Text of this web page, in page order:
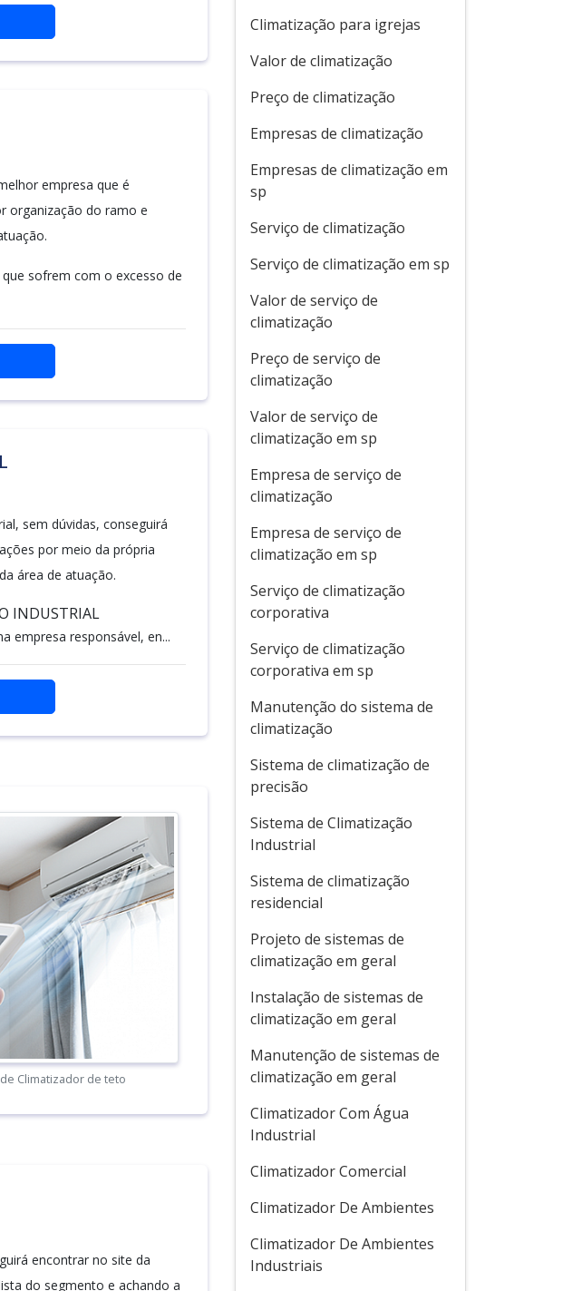
empresa que é
organização do ramo e
sofrem com o excesso de
sem dúvidas, conseguirá
por meio da própria
área de atuação.
INDUSTRIAL
empresa responsável, en...
Climatizador de teto
encontrar no site da
do segmento e achando a
Climatização para igrejas
Valor de climatização
Preço de climatização
Empresas de climatização
Empresas de climatização em
sp
Serviço de climatização
Serviço de climatização em sp
Valor de serviço de
climatização
Preço de serviço de
climatização
Valor de serviço de
climatização em sp
Empresa de serviço de
climatização
Empresa de serviço de
climatização em sp
Serviço de climatização
corporativa
Serviço de climatização
corporativa em sp
Manutenção do sistema de
climatização
Sistema de climatização de
precisão
Sistema de Climatização
Industrial
Sistema de climatização
residencial
Projeto de sistemas de
climatização em geral
Instalação de sistemas de
climatização em geral
Manutenção de sistemas de
climatização em geral
Climatizador Com Água
Industrial
Climatizador Comercial
Climatizador De Ambientes
Climatizador De Ambientes
Industriais